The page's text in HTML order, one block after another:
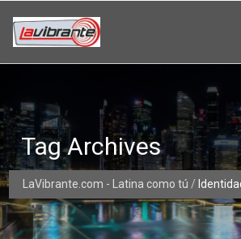
LaVibrante.com - Latina como tú /
Tag Archives